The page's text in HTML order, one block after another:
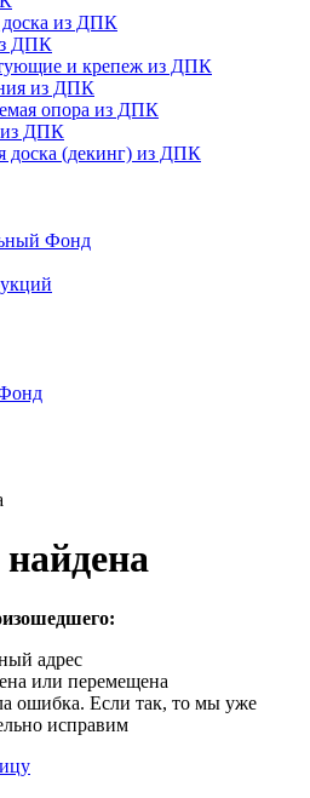
доска из ДПК
ДПК
и крепеж из ДПК
из ДПК
опора из ДПК
ДПК
доска (декинг) из ДПК
Фонд
адрес
или перемещена
ошибка. Если так, то мы уже
исправим